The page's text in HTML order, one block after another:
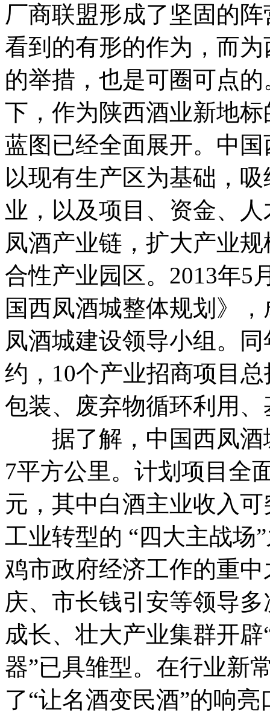
厂商联盟形成了坚固的
看到的有形的作为，而
的举措，也是可圈可点
下，作为陕西酒业新地
蓝图已经全面展开。中
以现有生产区为基础，
业，以及项目、资金、
凤酒产业链，扩大产业
合性产业园区。2013年5
国西凤酒城整体规划》
凤酒城建设领导小组。
约，10个产业招商项目
包装、废弃物循环利用
据了解，中国西凤酒
7平方公里。计划项目全
元，其中白酒主业收入
工业转型的 “四大主战场
鸡市政府经济工作的重
庆、市长钱引安等领导
成长、壮大产业集群开
器”已具雏型。在行业新
了“让名酒变民酒”的响